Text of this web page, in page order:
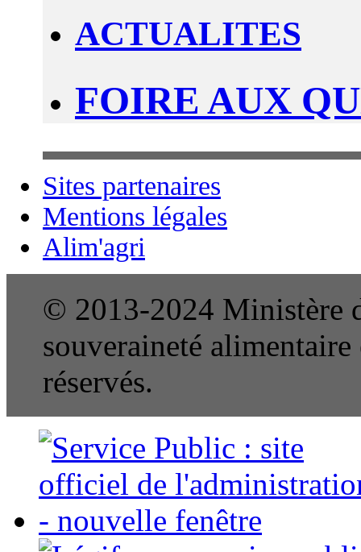
ACTUALITES
FOIRE AUX
Sites partenaires
Mentions légales
Alim'agri
© 2013-2024 Ministère
souveraineté
réservés.